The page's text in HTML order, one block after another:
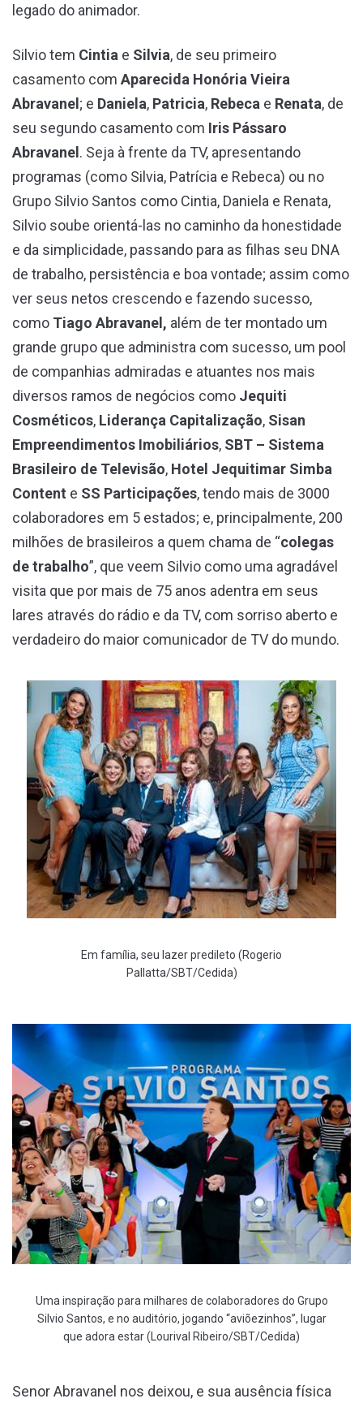
legado do animador.
Silvio tem Cintia e Silvia, de seu primeiro
casamento com Aparecida Honória Vieira
Abravanel ; e Daniela, Patricia, Rebeca e Renata, de
seu segundo casamento com Iris Pássaro
Abravanel . Seja à frente da TV, apresentando
programas (como Silvia, Patrícia e Rebeca) ou no
Grupo Silvio Santos como Cintia, Daniela e Renata,
Silvio soube orientá-las no caminho da honestidade
e da simplicidade, passando para as filhas seu DNA
de trabalho, persistência e boa vontade; assim como
ver seus netos crescendo e fazendo sucesso,
como Tiago Abravanel, além de ter montado um
grande grupo que administra com sucesso, um pool
de companhias admiradas e atuantes nos mais
diversos ramos de negócios como Jequiti
Cosméticos, Liderança Capitalização, Sisan
Empreendimentos Imobiliários, SBT – Sistema
Brasileiro de Televisão, Hotel Jequitimar Simba
Content e SS Participações, tendo mais de 3000
colaboradores em 5 estados; e, principalmente, 200
milhões de brasileiros a quem chama de “colegas
de trabalho”, que veem Silvio como uma agradável
visita que por mais de 75 anos adentra em seus
lares através do rádio e da TV, com sorriso aberto e
verdadeiro do maior comunicador de TV do mundo.
Em família, seu lazer predileto (Rogerio
Pallatta/SBT/Cedida)
Uma inspiração para milhares de colaboradores do Grupo
Silvio Santos, e no auditório, jogando “aviõezinhos”, lugar
que adora estar (Lourival Ribeiro/SBT/Cedida)
Senor Abravanel nos deixou, e sua ausência física